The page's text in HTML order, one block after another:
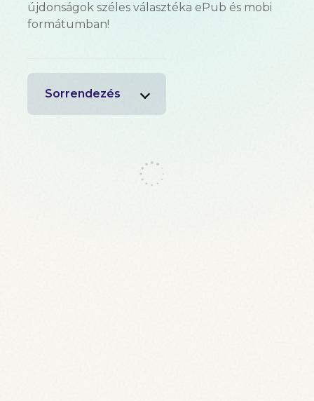
újdonságok széles választéka ePub és mobi
formátumban!
Sorrendezés